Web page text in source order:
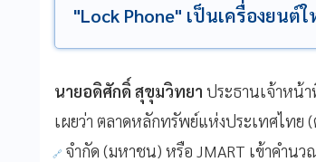
"Lock Phone" เป็นเครื่องยนต์
นายอดิศักดิ์ สุขุมวิทยา ประธานเจ้าหน้
เผยว่า ตลาดหลักทรัพย์แห่งประเทศไทย
จำกัด (มหาชน) หรือ JMART เข้าคำน